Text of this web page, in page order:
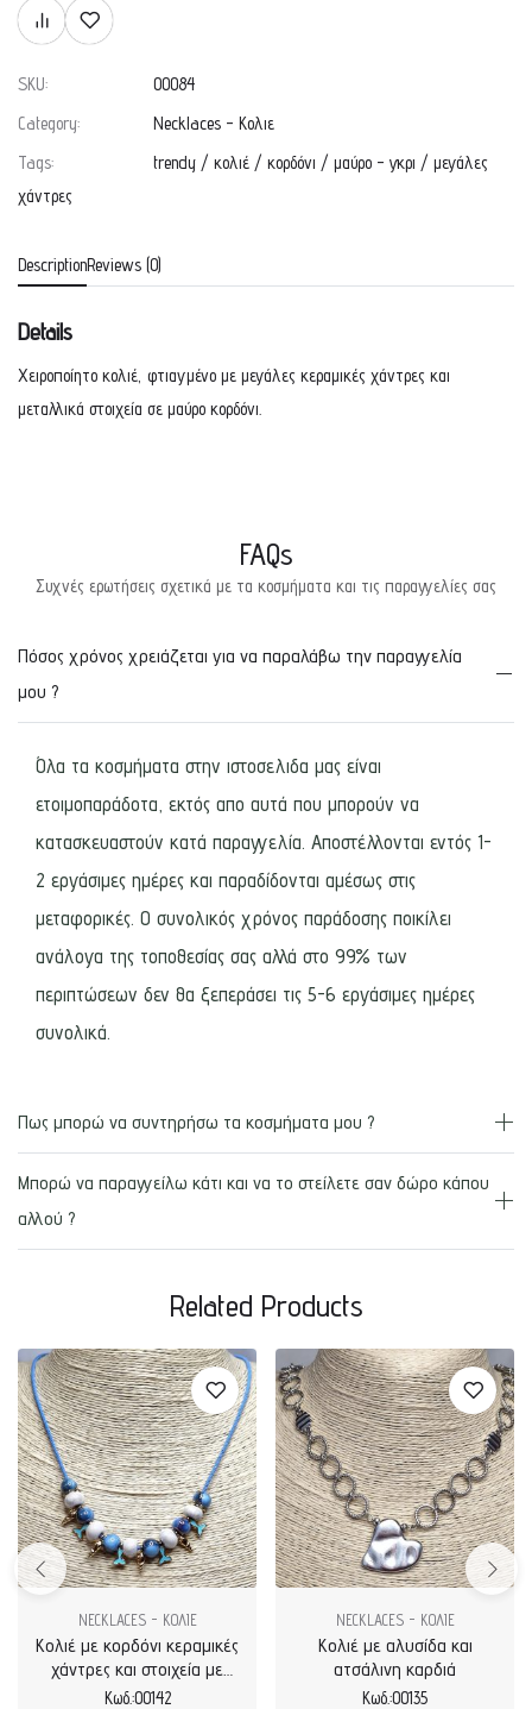
SKU:
00084
Category:
Necklaces - Κολιε
Tags:
trendy / κολιέ / κορδόνι / μαύρο - γκρι / μεγάλες
χάντρες
DescriptionReviews (0)
Details
Χειροποίητο κολιέ, φτιαγμένο με μεγάλες κεραμικές χάντρες και
μεταλλικά στοιχεία σε μαύρο κορδόνι.
FAQs
Συχνές ερωτήσεις σχετικά με τα κοσμήματα και τις παραγγελίες σας
Πόσος χρόνος χρειάζεται για να παραλάβω την παραγγελία
μου ?
Όλα τα κοσμήματα στην ιστοσελιδα μας είναι
ετοιμοπαράδοτα, εκτός απο αυτά που μπορούν να
κατασκευαστούν κατά παραγγελία. Αποστέλλονται εντός 1-
2 εργάσιμες ημέρες και παραδίδονται αμέσως στις
μεταφορικές. Ο συνολικός χρόνος παράδοσης ποικίλει
ανάλογα της τοποθεσίας σας αλλά στο 99% των
περιπτώσεων δεν θα ξεπεράσει τις 5-6 εργάσιμες ημέρες
συνολικά.
Πως μπορώ να συντηρήσω τα κοσμήματα μου ?
Μπορώ να παραγγείλω κάτι και να το στείλετε σαν δώρο κάπου
αλλού ?
Related Products
NECKLACES - ΚΟΛΙΕ
Κολιέ με κορδόνι κεραμικές
χάντρες και στοιχεία με
σμάλτο
Κωδ.:00142
NECKLACES - ΚΟΛΙΕ
Κολιέ με αλυσίδα και
ατσάλινη καρδιά
Κωδ.:00135